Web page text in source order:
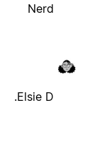
Nerd
Elsie D.